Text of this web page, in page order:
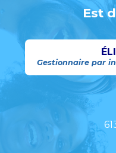
Est
Gestionnaire par